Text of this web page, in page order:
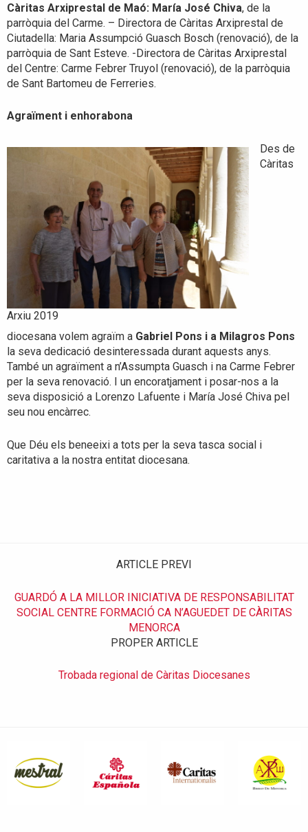
Càritas Arxiprestal de Maó: María José Chiva, de la
parròquia del Carme. – Directora de Càritas Arxiprestal de
Ciutadella: Maria Assumpció Guasch Bosch (renovació), de la
parròquia de Sant Esteve. -Directora de Càritas Arxiprestal
del Centre: Carme Febrer Truyol (renovació), de la parròquia
de Sant Bartomeu de Ferreries.
Agraïment i enhorabona
Arxiu 2019
Des de
Càritas
diocesana volem agraïm a Gabriel Pons i a Milagros Pons
la seva dedicació desinteressada durant aquests anys.
També un agraïment a n’Assumpta Guasch i na Carme Febrer
per la seva renovació. I un encoratjament i posar-nos a la
seva disposició a Lorenzo Lafuente i María José Chiva pel
seu nou encàrrec.
Que Déu els beneeixi a tots per la seva tasca social i
caritativa a la nostra entitat diocesana.
ARTICLE PREVI
GUARDÓ A LA MILLOR INICIATIVA DE RESPONSABILITAT
SOCIAL CENTRE FORMACIÓ CA N’AGUEDET DE CÀRITAS
MENORCA
PROPER ARTICLE
Trobada regional de Càritas Diocesanes